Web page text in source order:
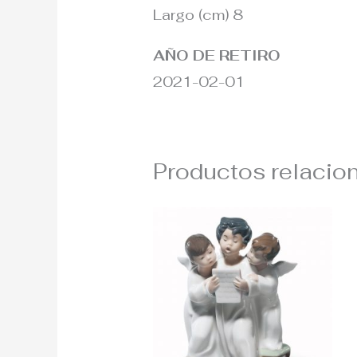
Largo (cm) 8
AÑO DE RETIRO
2021-02-01
Productos